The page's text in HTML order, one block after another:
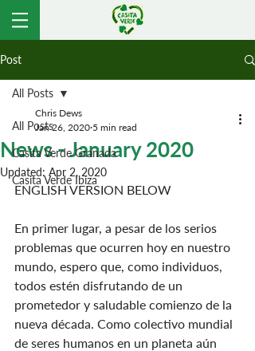
Post
All Posts
Casita Verde Granada
Casita Verde Ibiza
All Posts
News - January 2020
Chris Dews
Jan 26, 2020 5 min read
Updated: Apr 2, 2020
ENGLISH VERSION BELOW
En primer lugar, a pesar de los serios
problemas que ocurren hoy en nuestro
mundo, espero que, como individuos,
todos estén disfrutando de un
prometedor y saludable comienzo de la
nueva década. Como colectivo mundial
de seres humanos en un planeta aún